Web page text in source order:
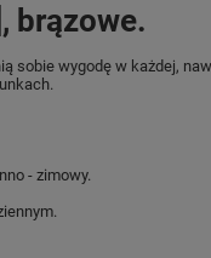
brązowe.
wygodę w każdej,
- zimowy.